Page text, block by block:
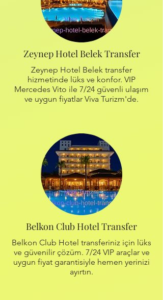
Zeynep Hotel Belek Transfer
Zeynep Hotel Belek transfer
hizmetinde lüks ve konfor. VIP
Mercedes Vito ile 7/24 güvenli ulaşım
ve uygun fiyatlar Viva Turizm'de.
Belkon Club Hotel Transfer
Belkon Club Hotel transferiniz için lüks
ve güvenilir çözüm. 7/24 VIP araçlar ve
uygun fiyat garantisiyle hemen yerinizi
ayırtın.